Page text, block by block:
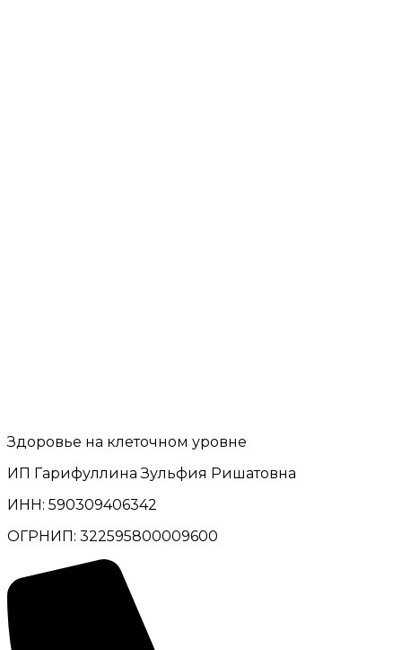
Здоровье на клеточном уровне
ИП Гарифуллина Зульфия Ришатовна
ИНН: 590309406342
ОГРНИП: 322595800009600